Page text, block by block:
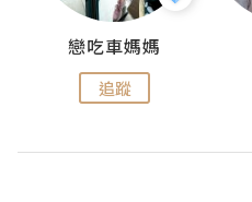
戀吃車媽媽
追蹤